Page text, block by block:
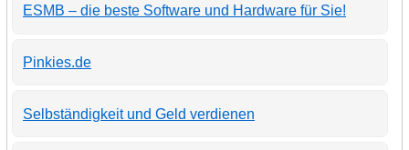
ESMB – die beste Software und Hardware für Sie!
Pinkies.de
Selbständigkeit und Geld verdienen